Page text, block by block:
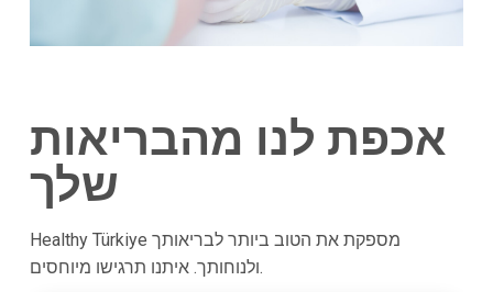
אכפת לנו מהבריאות
שלך
Healthy Türkiye מספקת את הטוב ביותר לבריאותך
ולנוחותך. איתנו תרגישו מיוחסים.